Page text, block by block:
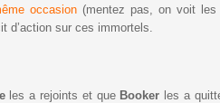
occasion (mentez pas, on voit
d’action sur ces immortels.
les a rejoints et que Booker les a